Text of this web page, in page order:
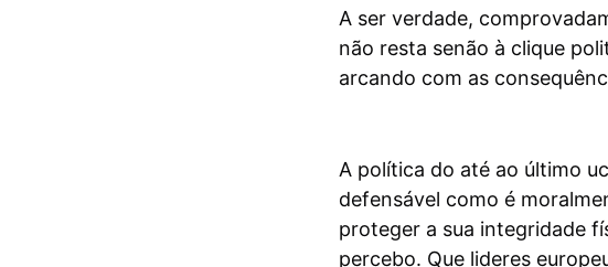
A ser verdade,
não resta senão à clique
arcando com as
A política do até ao último
defensável como é
proteger a sua integridade
percebo. Que lideres